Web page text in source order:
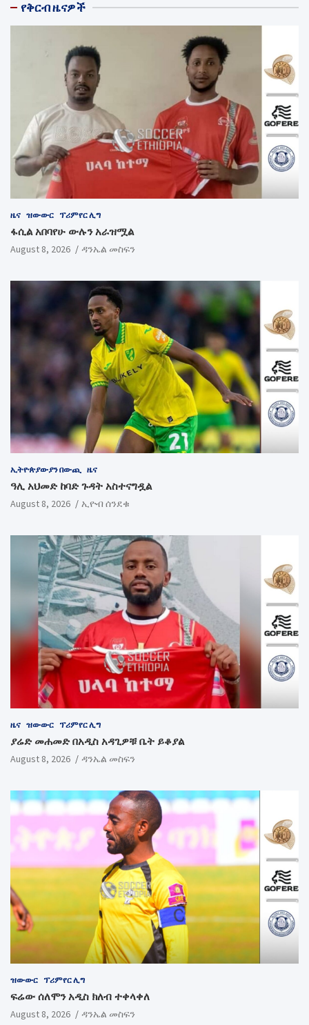
የቅርብ ዜናዎች
ዜና ዝውውር ፕሪምየር ሊግ
ፋሲል አበባየሁ ውሉን አራዝሟል
August 8, 2026 ዳንኤል መስፍን
ኢትዮጵያውያን በውጪ ዜና
ዓሊ አህመድ ከባድ ጉዳት አስተናግዷል
August 8, 2026 ኢዮብ ሰንደቁ
ዜና ዝውውር ፕሪምየር ሊግ
ያሬድ መሐመድ በአዲስ አዳጊዎቹ ቤት ይቆያል
August 8, 2026 ዳንኤል መስፍን
ዝውውር ፕሪምየር ሊግ
ፍሬው ሰለሞን አዲስ ክለብ ተቀላቀለ
August 8, 2026 ዳንኤል መስፍን